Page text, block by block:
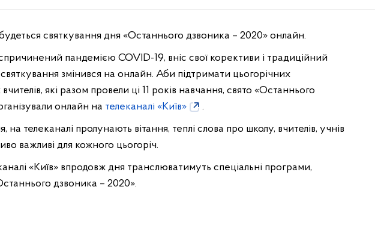
святкування дня «Останнього дзвоника – 2020» онлайн.
пандемією COVID-19, вніс свої корективи і традиційний
змінився на онлайн. Аби підтримати цьогорічних
вчителів, які разом провели ці 11 років навчання, свято «Останнього
онлайн на телеканалі «Київ»
.
на телеканалі пролунають вітання, теплі слова про школу, вчителів, учнів
важливі для кожного цьогоріч.
«Київ» впродовж дня транслюватимуть спеціальні програми,
дзвоника – 2020».